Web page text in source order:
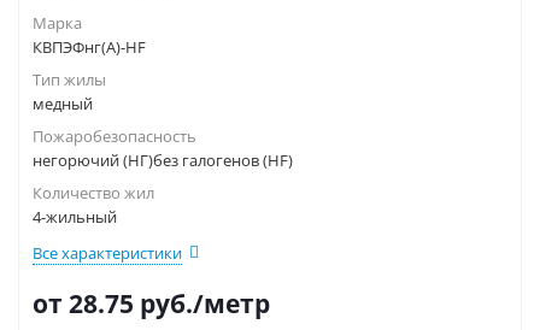
Марка
КВПЭФнг(А)-HF
Тип жилы
медный
Пожаробезопасность
негорючий (НГ)без галогенов (HF)
Количество жил
4-жильный
Все характеристики
от 28.75 руб./метр